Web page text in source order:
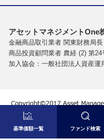
基準価額一覧 ファンド検索
アセットマネジメントOne
金融商品取引業者 関東財務局
商品投資顧問業者 農経 (2) 第24
加入協会：一般社団法人資産運